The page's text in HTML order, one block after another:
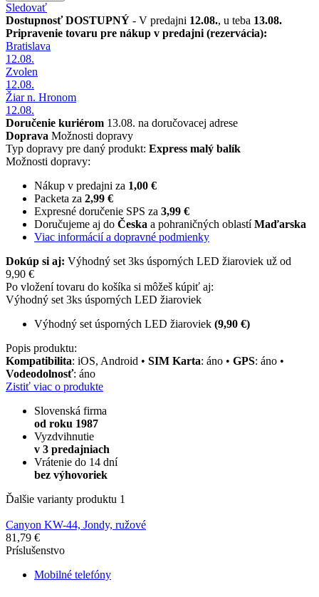
Sledovať
DostupnosťDOSTUPNÝ - V predajni 12.08., u teba 13.08.
Pripravenie tovaru pre nákup v predajni (rezervácia):
Bratislava
12.08.
Zvolen
12.08.
Žiar n. Hronom
12.08.
Doručenie kuriérom 13.08. na doručovacej adrese
Doprava Možnosti dopravy
Typ dopravy pre daný produkt: Express malý balík
Možnosti dopravy:
Nákup v predajni za 1,00 €
Packeta za 2,99 €
Expresné doručenie SPS za 3,99 €
Doručujeme aj do Česka a pohraničných oblastíMaďarska
Viac informácií a dopravné podmienky
Dokúp si aj: Výhodný set 3ks úsporných LED žiaroviek už od
9,90 €
Po vložení tovaru do košíka si môžeš kúpiť aj:
Výhodný set 3ks úsporných LED žiaroviek
Výhodný set úsporných LED žiaroviek (9,90 €)
Popis produktu:
Kompatibilita: iOS, Android • SIM Karta: áno • GPS: áno •
Vodeodolnosť: áno
Zistiť viac o produkte
Slovenská firma
od roku 1987
Vyzdvihnutie
v 3 predajniach
Vrátenie do 14 dní
bez výhovoriek
Ďalšie varianty produktu 1
Canyon KW-44, Jondy, ružové
81,79 €
Príslušenstvo
Mobilné telefóny